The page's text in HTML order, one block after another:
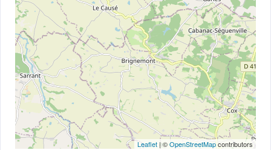
Leaflet | ©OpenStreetMapcontributors